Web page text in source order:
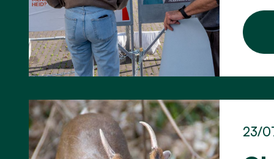
23/